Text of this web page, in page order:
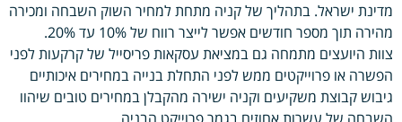
מדינת ישראל. בתהליך של קניה מתחת למחיר השוק השבחה ומכירה
מהירה תוך מספר חודשים אפשר לייצר רווח של 10% עד 20%.
צוות היועצים מתמחה גם במציאת עסקאות פריסייל של קרקעות לפני
הפשרה או פרוייקטים ממש לפני התחלת בנייה במחירים איכותיים
גיבוש קבוצת משקיעים וקניה ישירה מהקבלן במחירים טובים שיהוו